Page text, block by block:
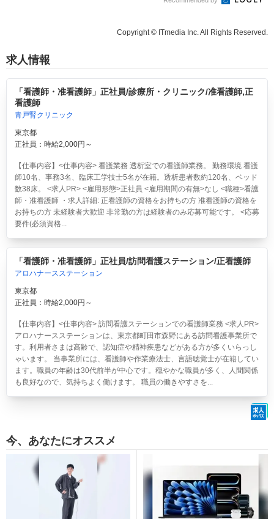
Copyright © ITmedia Inc. All Rights Reserved.
求人情報
「看護師・准看護師」正社員/診療所・クリニック/准看護師,正
看護師
青戸腎クリニック
東京都
正社員：時給2,000円～
【仕事内容】<仕事内容> 看護業務 透析室での看護師業務。 勤務環境 看護
師10名、事務3名、臨床工学技士5名が在籍。透析患者数約120名、ベッド
数38床。 <求人PR> <雇用形態>正社員 <雇用期間の有無>なし <職種>看護
師・准看護師 ・求人詳細: 正看護師の資格をお持ちの方 准看護師の資格を
お持ちの方 未経験者大歓迎 非常勤の方は経験者のみ応募可能です。 <応募
要件(必須資格...
「看護師・准看護師」正社員/訪問看護ステーション/正看護師
アロハナースステーション
東京都
正社員：時給2,000円～
【仕事内容】<仕事内容> 訪問看護ステーションでの看護師業務 <求人PR>
アロハナースステーションは、東京都町田市森野にある訪問看護事業所で
す。利用者さまは高齢で、認知症や精神疾患などがある方が多くいらっし
ゃいます。 当事業所には、看護師や作業療法士、言語聴覚士が在籍してい
ます。職員の年齢は30代前半が中心です。穏やかな職員が多く、人間関係
も良好なので、気持ちよく働けます。 職員の働きやすさを...
今、あなたにオススメ